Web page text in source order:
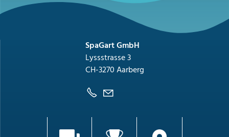
SpaGart GmbH
Lyssstrasse 3
CH-3270 Aarberg